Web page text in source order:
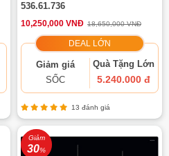
536.61.736
10,250,000 VNĐ 18,650,000 VNĐ
DEAL LỚN
Giảm giá
SỐC
Quà Tặng Lớn
5.240.000 đ
13 đánh giá
Giảm
30%